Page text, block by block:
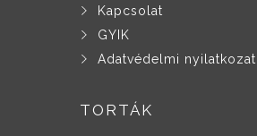
Kapcsolat
GYIK
Adatvédelmi nyilatkozat
TORTÁK